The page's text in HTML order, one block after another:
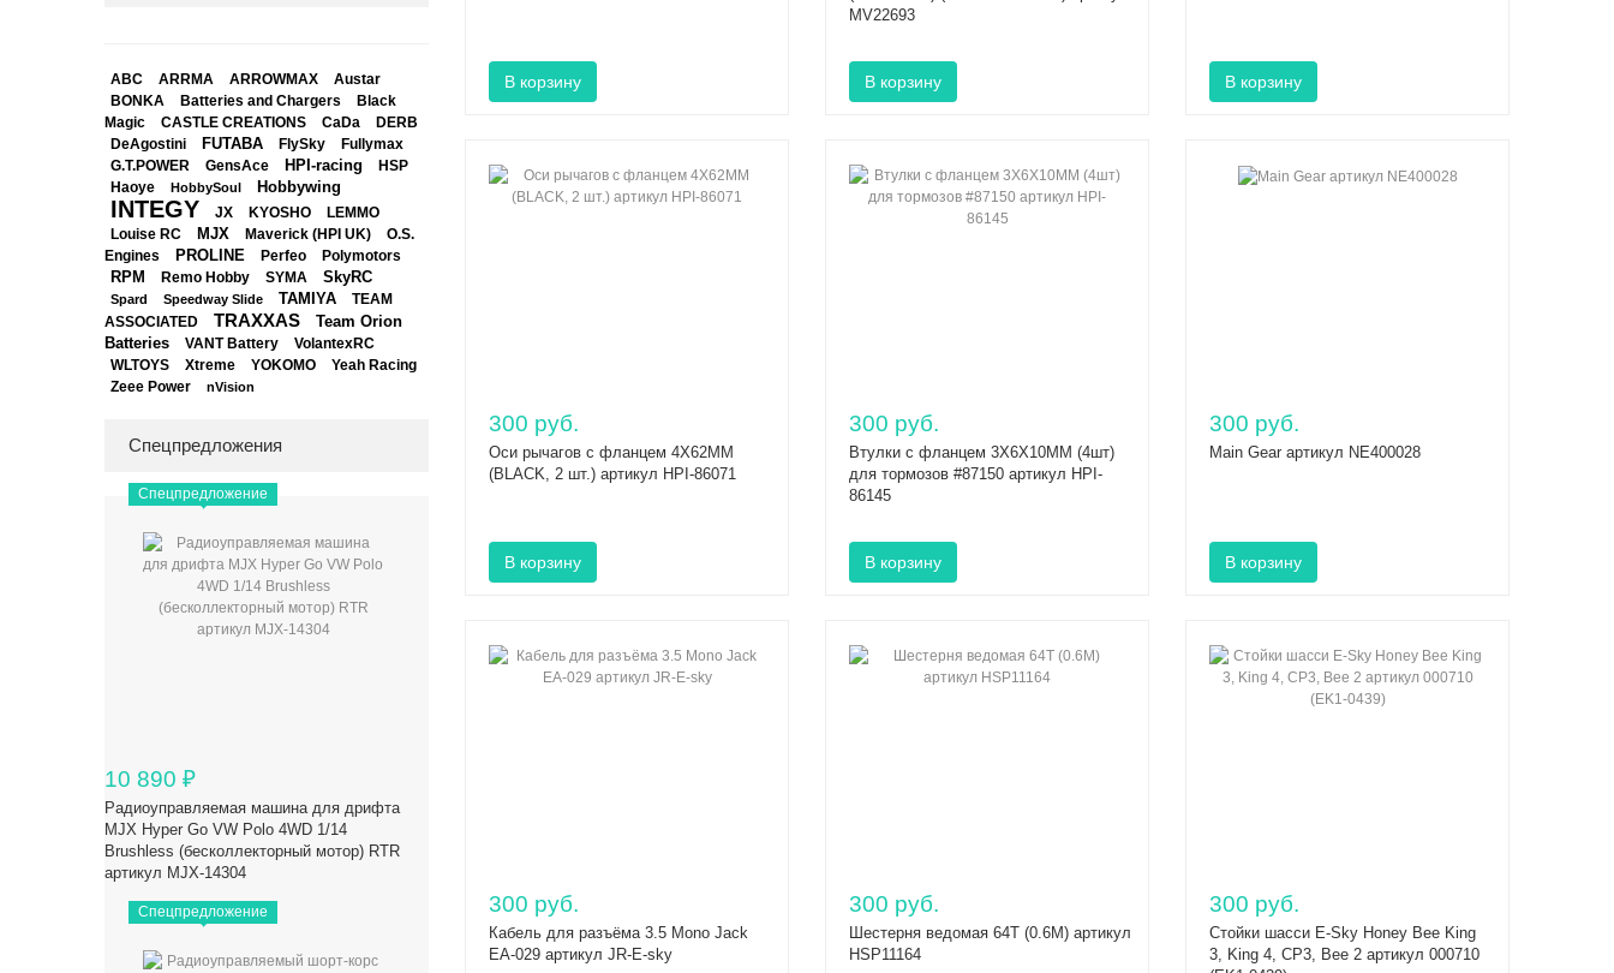
ABC ARRMA ARROWMAX Austar
BONKA Batteries and Chargers
Black
Magic
CASTLE CREATIONS CaDa DERB
DeAgostini FUTABA FlySky Fullymax
G.T.POWER GensAce HPI-racing
HSP
Haoye
HobbySoul Hobbywing
INTEGY JX KYOSHO
LEMMO
Louise RC
MJX Maverick (HPI UK)
O.S.
Engines
PROLINE Perfeo Polymotors
RPM Remo Hobby SYMA SkyRC
Spard Speedway Slide TAMIYA
TEAM
ASSOCIATED
TRAXXAS
Team Orion
Batteries
VANT Battery VolantexRC
WLTOYS Xtreme YOKOMO Yeah Racing
Zeee Power nVision
Спецпредложения
Спецпредложение
10 890 ₽
Радиоуправляемая машина для дрифта
MJX Hyper Go VW Polo 4WD 1/14
Brushless (бесколлекторный мотор) RTR
артикул MJX-14304
Спецпредложение
MV22693
300 руб.
Оси рычагов с фланцем 4X62MM
(BLACK, 2 шт.) артикул HPI-86071
300 руб.
Втулки с фланцем 3X6X10MM (4шт)
для тормозов #87150 артикул HPI-
86145
300 руб.
Main Gear артикул NE400028
300 руб.
Кабель для разъёма 3.5 Mono Jack
EA-029 артикул JR-E-sky
300 руб.
Шестерня ведомая 64T (0.6М) артикул
HSP11164
300 руб.
Стойки шасси E-Sky Honey Bee King
3, King 4, CP3, Bee 2 артикул 000710